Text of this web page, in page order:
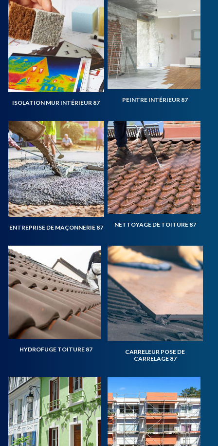
ISOLATION MUR INTÉRIEUR 87 PEINTRE INTÉRIEUR 87
ENTREPRISE DE MAÇONNERIE 87 NETTOYAGE DE TOITURE 87
HYDROFUGE TOITURE 87
CARRELEUR POSE DE
CARRELAGE 87